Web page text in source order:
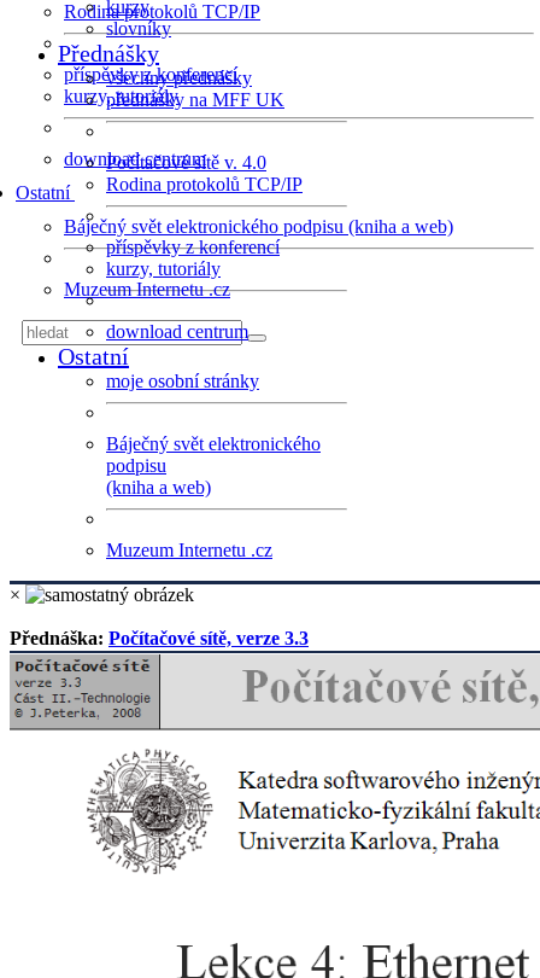
Rodina protokolů TCP/IP
příspěvky z konferencí
kurzy, tutoriály
download centrum
Ostatní
Báječný svět elektronického podpisu (kniha a web)
Muzeum Internetu .cz
kurzy
slovníky
Přednášky
všechny přednášky
přednášky na MFF UK
Počítačové sítě v. 4.0
Rodina protokolů TCP/IP
příspěvky z konferencí
kurzy, tutoriály
download centrum
Ostatní
moje osobní stránky
Báječný svět elektronického
podpisu
(kniha a web)
Muzeum Internetu .cz
×
Přednáška: Počítačové sítě, verze 3.3